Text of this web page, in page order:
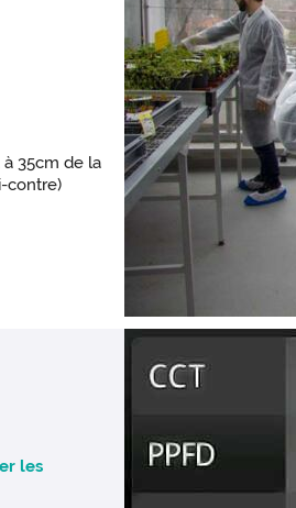
35cm de la
contre)
les